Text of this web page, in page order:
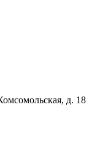
д. 18